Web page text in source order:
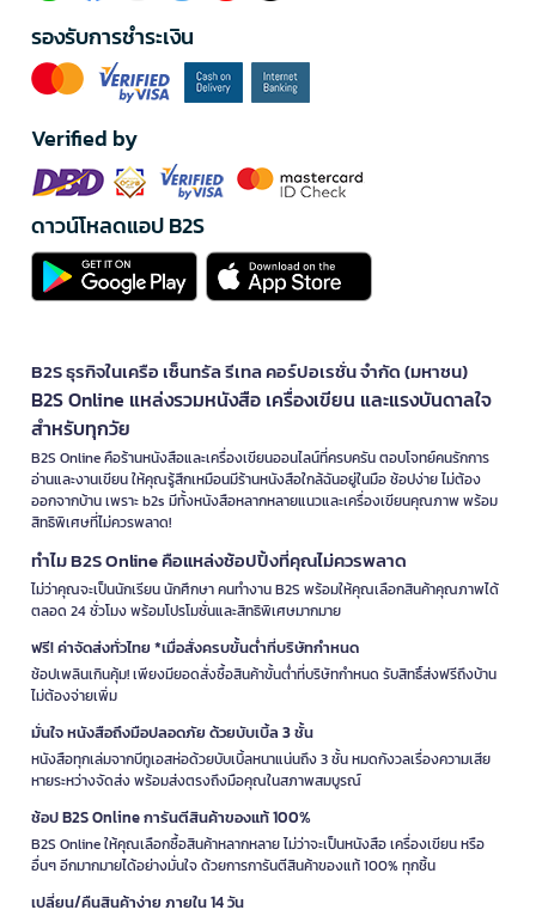
รองรับการชำระเงิน
Verified by
ดาวน์โหลดแอป B2S
B2S ธุรกิจในเครือ เซ็นทรัล รีเทล คอร์ปอเรชั่น จำกัด (มหาชน)
B2S Online แหล่งรวมหนังสือ เครื่องเขียน และแรงบันดาลใจ
สำหรับทุกวัย
B2S Online คือร้านหนังสือและเครื่องเขียนออนไลน์ที่ครบครัน ตอบโจทย์คนรักการ
อ่านและงานเขียน ให้คุณรู้สึกเหมือนมีร้านหนังสือใกล้ฉันอยู่ในมือ ช้อปง่าย ไม่ต้อง
ออกจากบ้าน เพราะ b2s มีทั้งหนังสือหลากหลายแนวและเครื่องเขียนคุณภาพ พร้อม
สิทธิพิเศษที่ไม่ควรพลาด!
ทำไม B2S Online คือแหล่งช้อปปิ้งที่คุณไม่ควรพลาด
ไม่ว่าคุณจะเป็นนักเรียน นักศึกษา คนทำงาน B2S พร้อมให้คุณเลือกสินค้าคุณภาพได้
ตลอด 24 ชั่วโมง พร้อมโปรโมชั่นและสิทธิพิเศษมากมาย
ฟรี! ค่าจัดส่งทั่วไทย *เมื่อสั่งครบขั้นต่ำที่บริษัทกำหนด
ช้อปเพลินเกินคุ้ม! เพียงมียอดสั่งซื้อสินค้าขั้นต่ำที่บริษัทกำหนด รับสิทธิ์ส่งฟรีถึงบ้าน
ไม่ต้องจ่ายเพิ่ม
มั่นใจ หนังสือถึงมือปลอดภัย ด้วยบับเบิ้ล 3 ชั้น
หนังสือทุกเล่มจากบีทูเอสห่อด้วยบับเบิ้ลหนาแน่นถึง 3 ชั้น หมดกังวลเรื่องความเสีย
หายระหว่างจัดส่ง พร้อมส่งตรงถึงมือคุณในสภาพสมบูรณ์
ช้อป B2S Online การันตีสินค้าของแท้ 100%
B2S Online ให้คุณเลือกซื้อสินค้าหลากหลาย ไม่ว่าจะเป็นหนังสือ เครื่องเขียน หรือ
อื่นๆ อีกมากมายได้อย่างมั่นใจ ด้วยการการันตีสินค้าของแท้ 100% ทุกชิ้น
เปลี่ยน/คืนสินค้าง่าย ภายใน 14 วัน